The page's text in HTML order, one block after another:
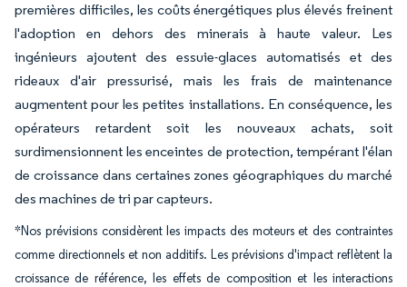
premières difficiles, les coûts énergétiques plus élevés freinent
l'adoption en dehors des minerais à haute valeur. Les
ingénieurs ajoutent des essuie-glaces automatisés et des
rideaux d'air pressurisé, mais les frais de maintenance
augmentent pour les petites installations. En conséquence, les
opérateurs retardent soit les nouveaux achats, soit
surdimensionnent les enceintes de protection, tempérant l'élan
de croissance dans certaines zones géographiques du marché
des machines de tri par capteurs.
*Nos prévisions considèrent les impacts des moteurs et des contraintes
comme directionnels et non additifs. Les prévisions d'impact reflètent la
croissance de référence, les effets de composition et les interactions